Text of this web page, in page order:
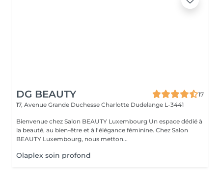
DG BEAUTY
17
17, Avenue Grande Duchesse Charlotte Dudelange L-3441
Bienvenue chez Salon BEAUTY Luxembourg Un espace dédié à
la beauté, au bien-être et à l'élégance féminine. Chez Salon
BEAUTY Luxembourg, nous metton...
Olaplex soin profond